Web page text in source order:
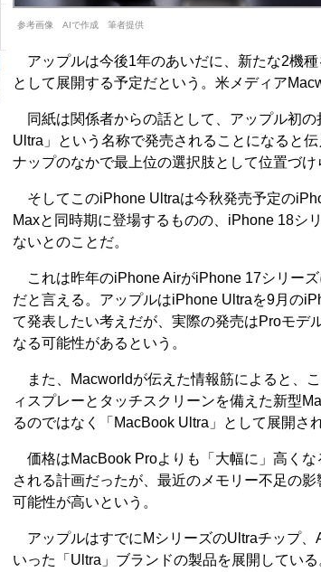
参考画像 AIで作成 筆者提供
アップルは今後1年のあいだに、新たな2機
として展開する予定だという。米メディア
同紙は関係者からの話として、アップル初
Ultra」という名称で発売されることになると
ナップのなかで最上位の選択肢として位置づけ
そしてこのiPhone Ultraは今秋発売予定の
Maxと同時期に登場するものの、iPhone 18シ
ないとのことだ。
これは昨年のiPhone AirがiPhone 17シリー
だと言える。アップルはiPhone Ultraを9月の
て発表したい考えだが、実際の発売はProモデ
なる可能性があるという。
また、Macworldが伝えた情報筋によると、
ィスプレーとタッチスクリーンを備えた新型
るのではなく「MacBook Ultra」として展開さ
価格はMacBook Proよりも「大幅に」高くな
される計画だったが、最近のメモリー不足の
可能性が高いという。
アップルはすでにMシリーズのUltraチップ、
いった「Ultra」ブランドの製品を展開してい